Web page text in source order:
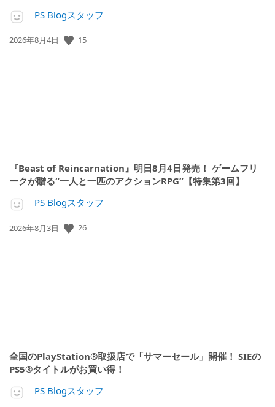
PS Blogスタッフ
公
2026年8月4日 15
『Beast of Reincarnation』明日8月4日発売！ ゲームフリ
ークが贈る“一人と一匹のアクションRPG”【特集第3回】
PS Blogスタッフ
公
2026年8月3日 26
全国のPlayStation®取扱店で「サマーセール」開催！ SIEの
PS5®タイトルがお買い得！
PS Blogスタッフ